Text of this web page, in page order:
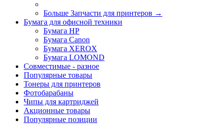
Больше Запчасти для принтеров →
Бумага для офисной техники
Бумага HP
Бумага Canon
Бумага XEROX
Бумага LOMOND
Совместимые - разное
Популярные товары
Тонеры для принтеров
Фотобарабаны
Чипы для картриджей
Акционные товары
Популярные позиции